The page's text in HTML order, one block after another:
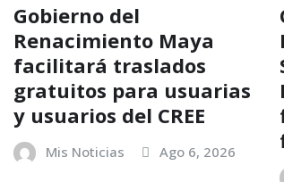
Gobierno del
Renacimiento Maya
facilitará traslados
gratuitos para usuarias
y usuarios del CREE
Mis Noticias Ago 6, 2026